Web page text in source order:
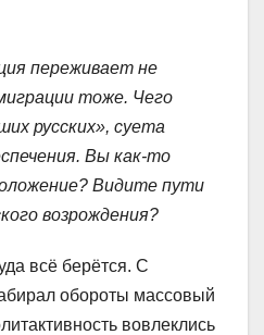
переживает не
тоже. Чего
русских», суета
Вы как-то
Видите пути
возрождения?
всё берётся. С
обороты массовый
вовлеклись